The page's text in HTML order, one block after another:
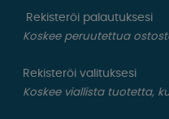
Rekisteröi palautuksesi
Koskee peruutettua
Rekisteröi valituksesi
Koskee viallista tuotetta,